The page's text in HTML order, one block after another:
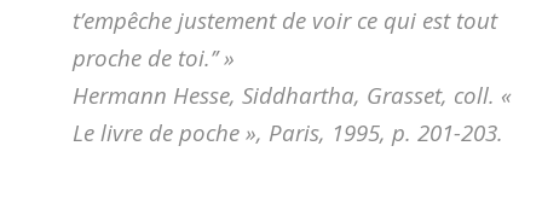
t’empêche justement de voir ce qui est tout
proche de toi.’’ »
Hermann Hesse, Siddhartha, Grasset, coll. «
Le livre de poche », Paris, 1995, p. 201-203.